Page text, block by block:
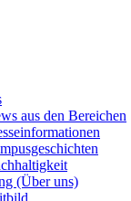
aus den Bereichen
(Über uns)